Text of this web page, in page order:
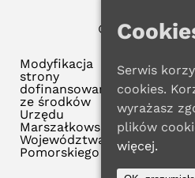
© 2026 WMBP
Polityka
Modyfikacja
strony
dofinansowana
ze środków
Urzędu
Marszałkowskiego
Województwa
Pomorskiego
Serwis
cookies.
wyrażasz
plików
więcej.